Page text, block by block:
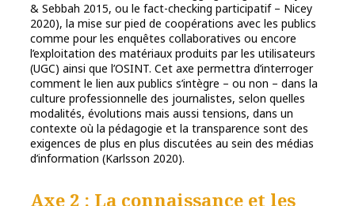
& Sebbah 2015, ou le fact-checking participatif – Nicey
2020), la mise sur pied de coopérations avec les publics
comme pour les enquêtes collaboratives ou encore
l’exploitation des matériaux produits par les utilisateurs
(UGC) ainsi que l’OSINT. Cet axe permettra d’interroger
comment le lien aux publics s’intègre – ou non – dans la
culture professionnelle des journalistes, selon quelles
modalités, évolutions mais aussi tensions, dans un
contexte où la pédagogie et la transparence sont des
exigences de plus en plus discutées au sein des médias
d’information (Karlsson 2020).
Axe 2 : La connaissance et les